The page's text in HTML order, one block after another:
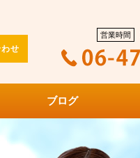
せ
営業時間
ブログ